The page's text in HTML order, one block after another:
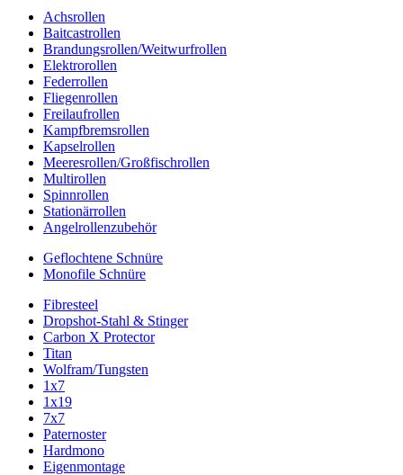
Achsrollen
Baitcastrollen
Brandungsrollen/Weitwurfrollen
Elektrorollen
Federrollen
Fliegenrollen
Freilaufrollen
Kampfbremsrollen
Kapselrollen
Meeresrollen/Großfischrollen
Multirollen
Spinnrollen
Stationärrollen
Angelrollenzubehör
Geflochtene Schnüre
Monofile Schnüre
Fibresteel
Dropshot-Stahl & Stinger
Carbon X Protector
Titan
Wolfram/Tungsten
1x7
1x19
7x7
Paternoster
Hardmono
Eigenmontage